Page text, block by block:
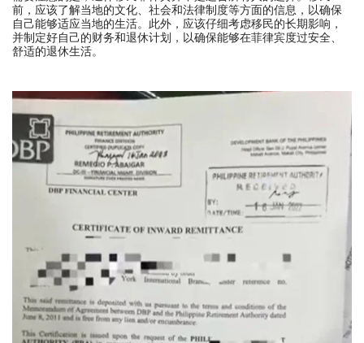
前，应该了解当地的文化、社会和法律制度等方面的信息，以确保
自己能够适应当地的生活。此外，应该仔细考虑移民的长期影响，
并制定好自己的财务和退休计划，以确保能够在菲律宾度过安全、
舒适的退休生活。